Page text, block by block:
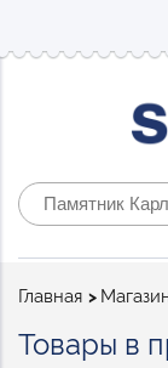
Строка
Главная
Товары в